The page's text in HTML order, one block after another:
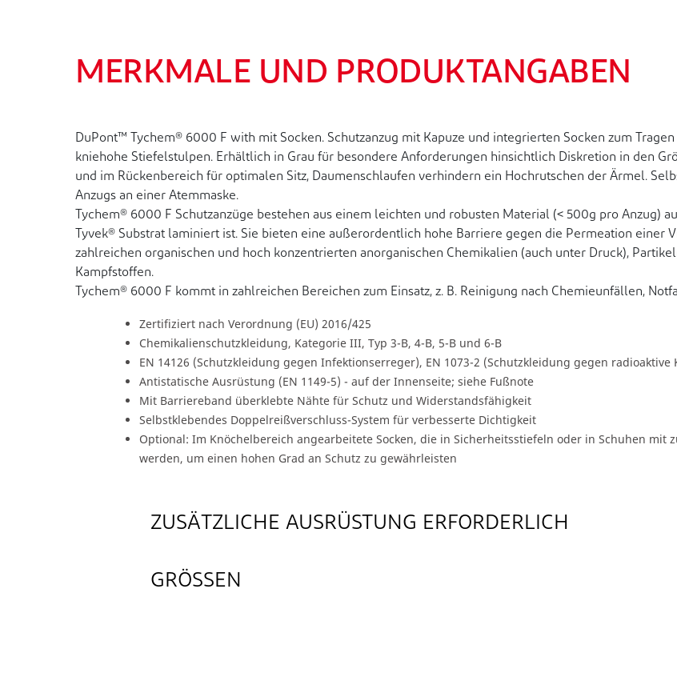
MERKMALE UND PRODUKTANGABEN
DuPont™ Tychem® 6000 F with mit Socken. Schutzanzug mit Kapuze und integrierten Socken zum
kniehohe Stiefelstulpen. Erhältlich in Grau für besondere Anforderungen hinsichtlich Diskretion in den
und im Rückenbereich für optimalen Sitz, Daumenschlaufen verhindern ein Hochrutschen der Ärmel.
Anzugs an einer Atemmaske.
Tychem® 6000 F Schutzanzüge bestehen aus einem leichten und robusten Material (< 500g pro Anzug)
Tyvek® Substrat laminiert ist. Sie bieten eine außerordentlich hohe Barriere gegen die Permeation einer
zahlreichen organischen und hoch konzentrierten anorganischen Chemikalien (auch unter Druck),
Kampfstoffen.
Tychem® 6000 F kommt in zahlreichen Bereichen zum Einsatz, z. B. Reinigung nach Chemieunfällen,
Zertifiziert nach Verordnung (EU) 2016/425
Chemikalienschutzkleidung, Kategorie III, Typ 3-B, 4-B, 5-B und 6-B
EN 14126 (Schutzkleidung gegen Infektionserreger), EN 1073-2 (Schutzkleidung gegen radioaktive
Antistatische Ausrüstung (EN 1149-5) - auf der Innenseite; siehe Fußnote
Mit Barriereband überklebte Nähte für Schutz und Widerstandsfähigkeit
Selbstklebendes Doppelreißverschluss-System für verbesserte Dichtigkeit
Optional: Im Knöchelbereich angearbeitete Socken, die in Sicherheitsstiefeln oder in Schuhen mit
werden, um einen hohen Grad an Schutz zu gewährleisten
ZUSÄTZLICHE AUSRÜSTUNG ERFORDERLICH
GRÖSSEN